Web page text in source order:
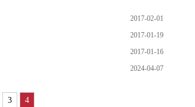
2017-02-01
2017-01-19
2017-01-16
2024-04-07
3 4